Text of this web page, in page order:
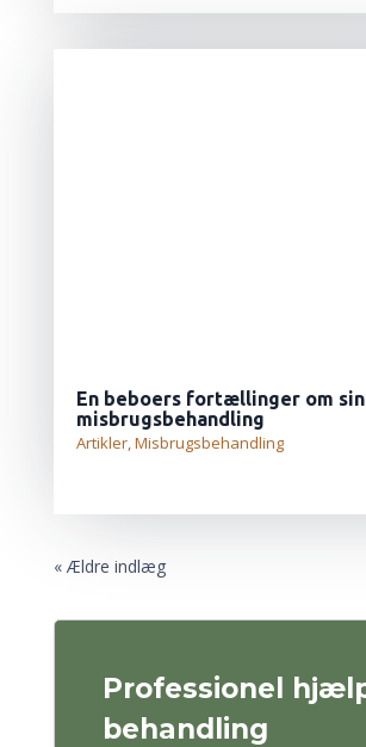
En beboers fortællinger om sin
misbrugsbehandling
Artikler, Misbrugsbehandling
« Ældre indlæg
Professionel
behandling